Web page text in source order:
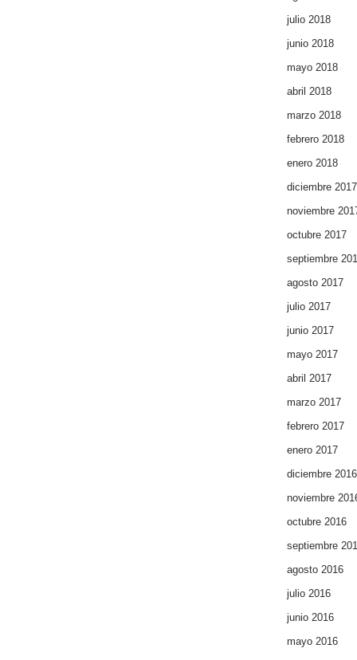
julio 2018
junio 2018
mayo 2018
abril 2018
marzo 2018
febrero 2018
enero 2018
diciembre 2017
noviembre
octubre 2017
septiembre
agosto 2017
julio 2017
junio 2017
mayo 2017
abril 2017
marzo 2017
febrero 2017
enero 2017
diciembre 2016
noviembre
octubre 2016
septiembre
agosto 2016
julio 2016
junio 2016
mayo 2016